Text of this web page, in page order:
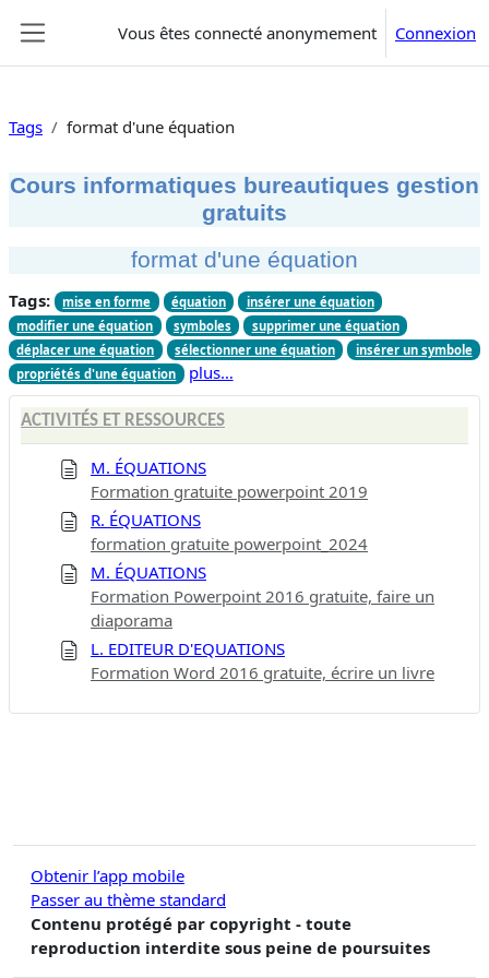
Vous êtes connecté anonymement Connexion
Tags format d'une équation
Cours informatiques bureautiques gestion
gratuits
format d'une équation
Tags: mise en forme équation
insérer une équation
modifier une équation
symboles
supprimer une équation
déplacer une équation
sélectionner une équation
insérer un symbole
propriétés d'une équation
plus…
ACTIVITÉS ET RESSOURCES
M. ÉQUATIONS
Formation gratuite powerpoint 2019
R. ÉQUATIONS
formation gratuite powerpoint_2024
M. ÉQUATIONS
Formation Powerpoint 2016 gratuite, faire un
diaporama
L. EDITEUR D'EQUATIONS
Formation Word 2016 gratuite, écrire un livre
Obtenir l’app mobile
Passer au thème standard
Contenu protégé par copyright - toute
reproduction interdite sous peine de poursuites